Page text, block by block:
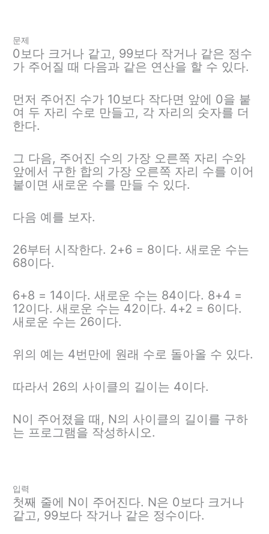
문제
0보다 크거나 같고, 99보다 작거나 같은 정수
가 주어질 때 다음과 같은 연산을 할 수 있다.
먼저 주어진 수가 10보다 작다면 앞에 0을 붙
여 두 자리 수로 만들고, 각 자리의 숫자를 더
한다.
그 다음, 주어진 수의 가장 오른쪽 자리 수와
앞에서 구한 합의 가장 오른쪽 자리 수를 이어
붙이면 새로운 수를 만들 수 있다.
다음 예를 보자.
26부터 시작한다. 2+6 = 8이다. 새로운 수는
68이다.
6+8 = 14이다. 새로운 수는 84이다. 8+4 =
12이다. 새로운 수는 42이다. 4+2 = 6이다.
새로운 수는 26이다.
위의 예는 4번만에 원래 수로 돌아올 수 있다.
따라서 26의 사이클의 길이는 4이다.
N이 주어졌을 때, N의 사이클의 길이를 구하
는 프로그램을 작성하시오.
입력
첫째 줄에 N이 주어진다. N은 0보다 크거나
같고, 99보다 작거나 같은 정수이다.